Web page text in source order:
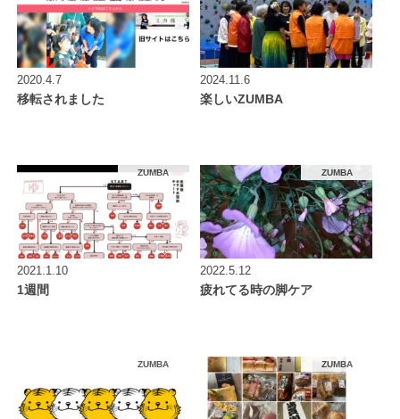
2020.4.7
移転されました
2024.11.6
楽しいZUMBA
ZUMBA
2021.1.10
1週間
ZUMBA
2022.5.12
疲れてる時の脚ケア
ZUMBA ZUMBA